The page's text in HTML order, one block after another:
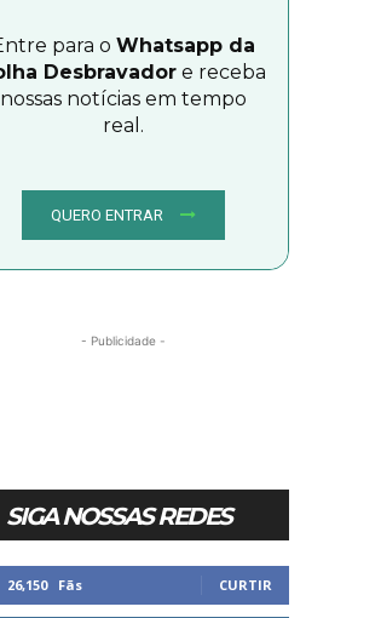
para o Whatsapp da
Desbravador e receba
nossas notícias em tempo
real.
QUERO ENTRAR
- Publicidade -
SIGA NOSSAS REDES
26,150 Fãs CURTIR